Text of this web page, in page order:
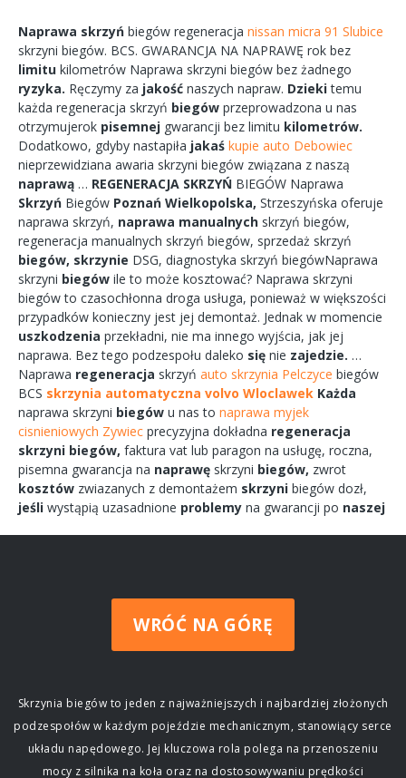
Naprawa skrzyń biegów regeneracja nissan micra 91 Slubice
skrzyni biegów. BCS. GWARANCJA NA NAPRAWĘ rok bez
limitu kilometrów Naprawa skrzyni biegów bez żadnego
ryzyka. Ręczymy za jakość naszych napraw. Dziekitemu
każda regeneracja skrzyń biegów przeprowadzona u nas
otrzymujerok pisemnej gwarancji bez limitu kilometrów.
Dodatkowo, gdyby nastapiła jakaś kupie auto Debowiec
nieprzewidziana awaria skrzyni biegów związana z naszą
naprawą … REGENERACJA SKRZYŃ BIEGÓW Naprawa
Skrzyń Biegów Poznań Wielkopolska, Strzeszyńska oferuje
naprawa skrzyń, naprawa manualnych skrzyń biegów,
regeneracja manualnych skrzyń biegów, sprzedaż skrzyń
biegów, skrzynie DSG, diagnostyka skrzyń biegówNaprawa
skrzyni biegów ile to może kosztować? Naprawa skrzyni
biegówto czasochłonna droga usługa, ponieważ w większości
przypadków konieczny jest jej demontaż. Jednak w momencie
uszkodzenia przekładni, nie ma innego wyjścia, jak jej
naprawa. Bez tego podzespołu daleko się nie zajedzie. …
Naprawa regeneracja skrzyń auto skrzynia Pelczyce biegów
BCS skrzynia automatyczna volvo Wloclawek Każda
naprawa skrzyni biegów u nas to naprawa myjek
cisnieniowych Zywiec precyzyjna dokładna regeneracja
skrzyni biegów, faktura vat lub paragon na usługę, roczna,
pisemna gwarancja na naprawę skrzyni biegów, zwrot
kosztów zwiazanych z demontażem skrzyni biegów dozł,
jeśli wystąpią uzasadnione problemy na gwarancji po naszej
WRÓĆ NA GÓRĘ
Skrzynia biegów to jeden z najważniejszych i najbardziej złożonych
podzespołów w każdym pojeździe mechanicznym, stanowiący serce
układu napędowego. Jej kluczowa rola polega na przenoszeniu
mocy z silnika na koła oraz na dostosowywaniu prędkości